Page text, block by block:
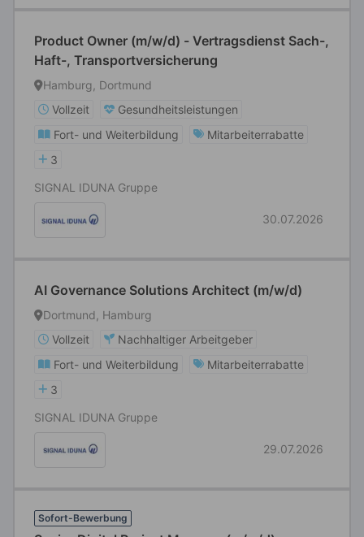
Product Owner (m/w/d) - Vertragsdienst Sach-,
Haft-, Transportversicherung
Hamburg, Dortmund
Vollzeit
Gesundheitsleistungen
Fort- und Weiterbildung
Mitarbeiterrabatte
3
SIGNAL IDUNA Gruppe
30.07.2026
AI Governance Solutions Architect (m/w/d)
Dortmund, Hamburg
Vollzeit
Nachhaltiger Arbeitgeber
Fort- und Weiterbildung
Mitarbeiterrabatte
3
SIGNAL IDUNA Gruppe
29.07.2026
Sofort-Bewerbung